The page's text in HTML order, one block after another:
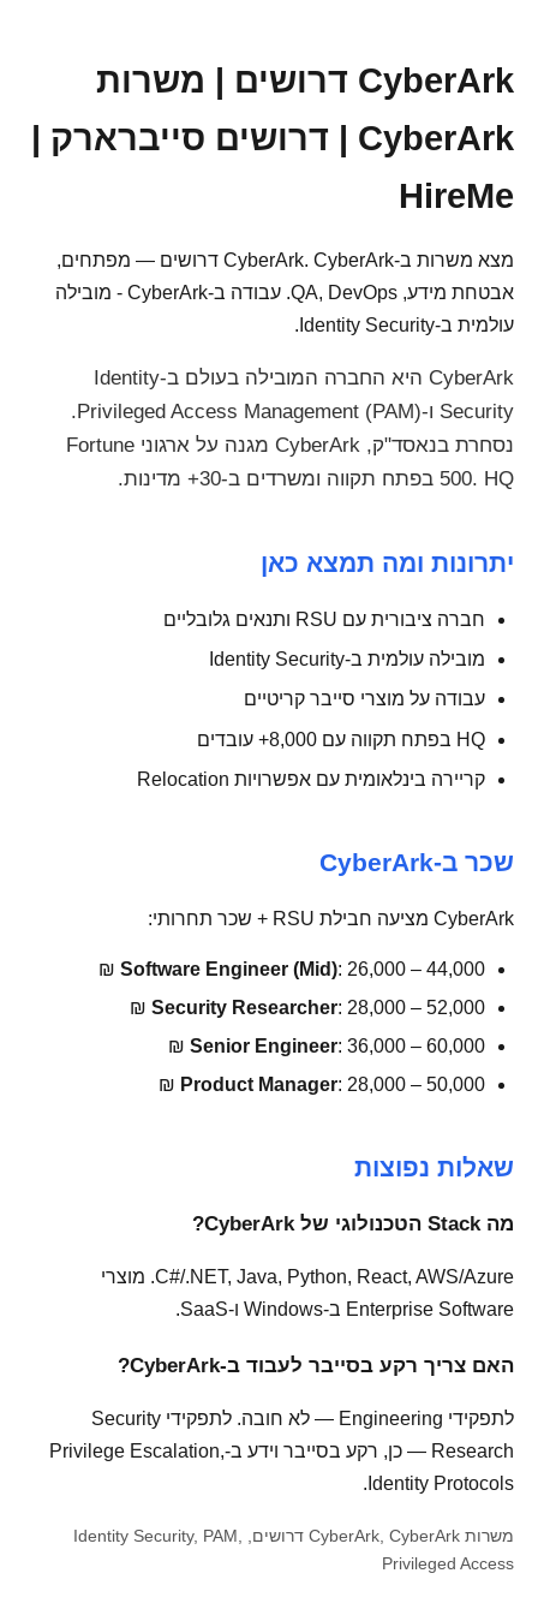
CyberArk דרושים | משרות
CyberArk | דרושים סייברארק |
HireMe
מצא משרות ב-CyberArk. CyberArk דרושים — מפתחים,
אבטחת מידע, QA, DevOps. עבודה ב-CyberArk - מובילה
עולמית ב-Identity Security.
CyberArk היא החברה המובילה בעולם ב-Identity
Security ו-Privileged Access Management (PAM).
נסחרת בנאסד"ק, CyberArk מגנה על ארגוני Fortune
500. HQ בפתח תקווה ומשרדים ב-30+ מדינות.
יתרונות ומה תמצא כאן
חברה ציבורית עם RSU ותנאים גלובליים
מובילה עולמית ב-Identity Security
עבודה על מוצרי סייבר קריטיים
HQ בפתח תקווה עם 8,000+ עובדים
קריירה בינלאומית עם אפשרויות Relocation
שכר ב-CyberArk
CyberArk מציעה חבילת RSU + שכר תחרותי:
Software Engineer (Mid): 26,000 – 44,000 ₪
Security Researcher: 28,000 – 52,000 ₪
Senior Engineer: 36,000 – 60,000 ₪
Product Manager: 28,000 – 50,000 ₪
שאלות נפוצות
מה Stack הטכנולוגי של CyberArk?
C#/.NET, Java, Python, React, AWS/Azure. מוצרי
Enterprise Software ב-Windows ו-SaaS.
האם צריך רקע בסייבר לעבוד ב-CyberArk?
לתפקידי Engineering — לא חובה. לתפקידי Security
Research — כן, רקע בסייבר וידע ב-Privilege Escalation,
Identity Protocols.
משרות CyberArk, CyberArk דרושים, Identity Security, PAM,
Privileged Access